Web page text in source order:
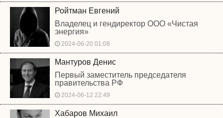
Ройтман Евгений
Владелец и гендиректор ООО «Чистая
энергия»
2024-06-20 01:08
Мантуров Денис
Первый заместитель председателя
правительства РФ
2024-06-12 22:49
Хабаров Михаил